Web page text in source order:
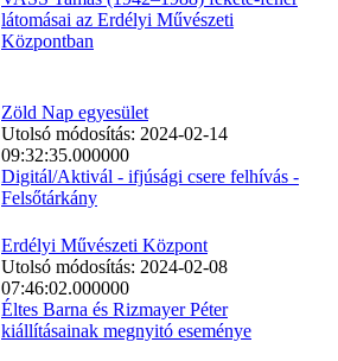
látomásai az Erdélyi Művészeti
Központban
Zöld Nap egyesület
Utolsó módosítás: 2024-02-14
09:32:35.000000
Digitál/Aktivál - ifjúsági csere felhívás -
Felsőtárkány
Erdélyi Művészeti Központ
Utolsó módosítás: 2024-02-08
07:46:02.000000
Éltes Barna és Rizmayer Péter
kiállításainak megnyitó eseménye